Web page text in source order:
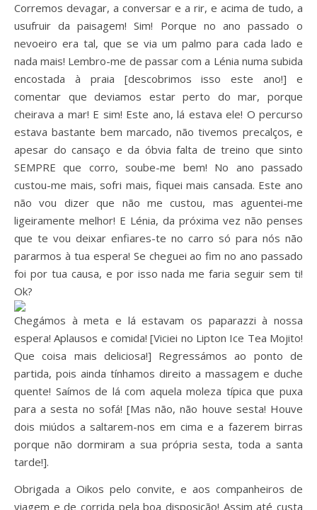
Corremos devagar, a conversar e a rir, e acima de tudo, a
usufruir da paisagem! Sim! Porque no ano passado o
nevoeiro era tal, que se via um palmo para cada lado e
nada mais! Lembro-me de passar com a Lénia numa subida
encostada à praia [descobrimos isso este ano!] e
comentar que deviamos estar perto do mar, porque
cheirava a mar! E sim! Este ano, lá estava ele! O percurso
estava bastante bem marcado, não tivemos precalços, e
apesar do cansaço e da óbvia falta de treino que sinto
SEMPRE que corro, soube-me bem! No ano passado
custou-me mais, sofri mais, fiquei mais cansada. Este ano
não vou dizer que não me custou, mas aguentei-me
ligeiramente melhor! E Lénia, da próxima vez não penses
que te vou deixar enfiares-te no carro só para nós não
pararmos à tua espera! Se cheguei ao fim no ano passado
foi por tua causa, e por isso nada me faria seguir sem ti!
Ok?
Chegámos à meta e lá estavam os paparazzi à nossa
espera! Aplausos e comida! [Viciei no Lipton Ice Tea Mojito!
Que coisa mais deliciosa!] Regressámos ao ponto de
partida, pois ainda tínhamos direito a massagem e duche
quente! Saímos de lá com aquela moleza típica que puxa
para a sesta no sofá! [Mas não, não houve sesta! Houve
dois miúdos a saltarem-nos em cima e a fazerem birras
porque não dormiram a sua própria sesta, toda a santa
tarde!].
Obrigada a Oikos pelo convite, e aos companheiros de
viagem e de corrida pela boa disposição! Assim até custa